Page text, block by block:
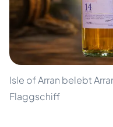
Isle of Arran belebt
Flaggschiff